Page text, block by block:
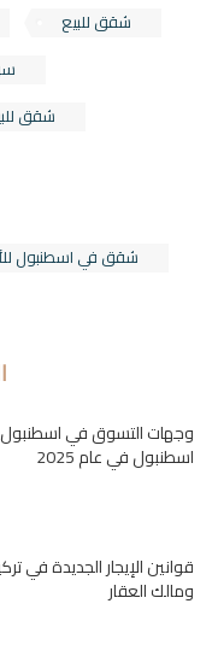
شقق للبيع
شقق
شقق في اسطنبول
وجهات التسوق في
اسطنبول في عام 2025
ومالك العقار